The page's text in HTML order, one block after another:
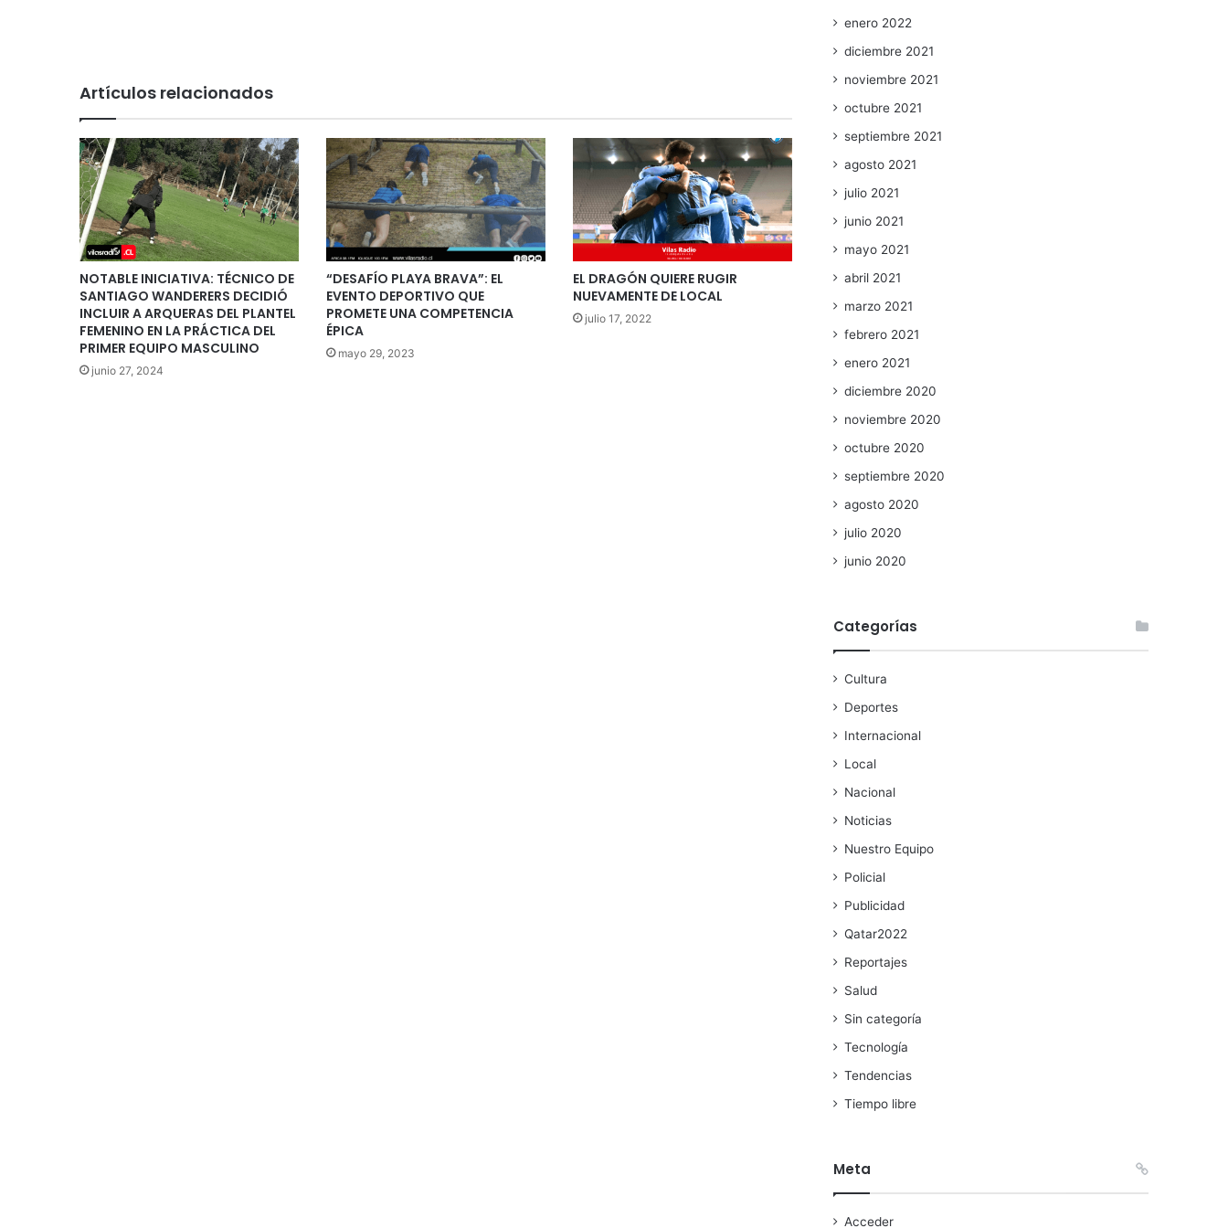
Artículos relacionados
NOTABLE INICIATIVA: TÉCNICO DE
SANTIAGO WANDERERS DECIDIÓ
INCLUIR A ARQUERAS DEL PLANTEL
FEMENINO EN LA PRÁCTICA DEL
PRIMER EQUIPO MASCULINO
junio 27, 2024
“DESAFÍO PLAYA BRAVA”: EL
EVENTO DEPORTIVO QUE
PROMETE UNA COMPETENCIA
ÉPICA
mayo 29, 2023
EL DRAGÓN QUIERE RUGIR
NUEVAMENTE DE LOCAL
julio 17, 2022
enero 2022
diciembre 2021
noviembre 2021
octubre 2021
septiembre 2021
agosto 2021
julio 2021
junio 2021
mayo 2021
abril 2021
marzo 2021
febrero 2021
enero 2021
diciembre 2020
noviembre 2020
octubre 2020
septiembre 2020
agosto 2020
julio 2020
junio 2020
Categorías
Cultura
Deportes
Internacional
Local
Nacional
Noticias
Nuestro Equipo
Policial
Publicidad
Qatar2022
Reportajes
Salud
Sin categoría
Tecnología
Tendencias
Tiempo libre
Meta
Acceder